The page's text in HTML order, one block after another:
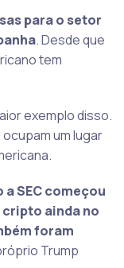
para o setor
. Desde que
tem
exemplo disso.
um lugar
SEC começou
ainda no
foram
Trump